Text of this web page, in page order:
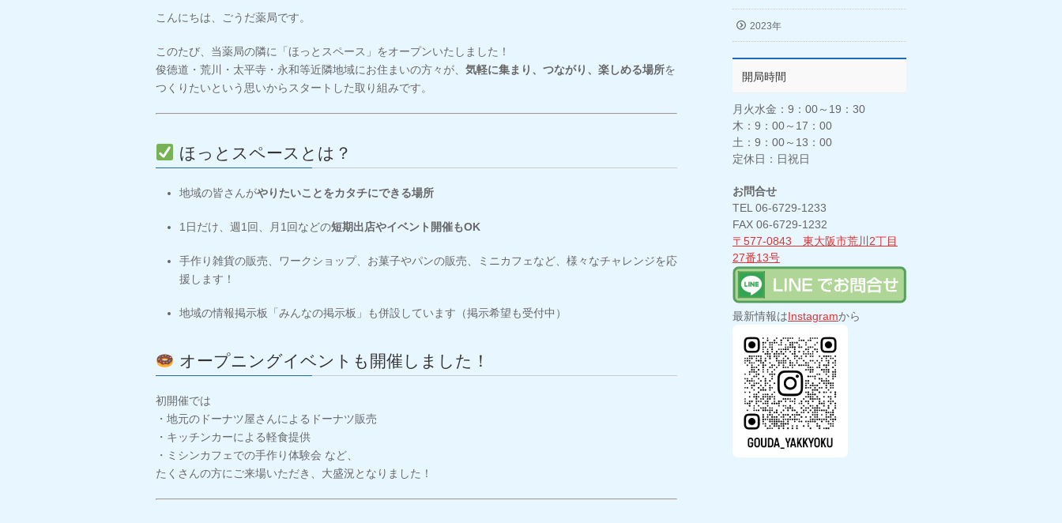
こんにちは、ごうだ薬局です。
このたび、当薬局の隣に「ほっとスペース」をオープンいたしました！
俊徳道・荒川・太平寺・永和等近隣地域にお住まいの方々が、 気軽に集まり、つながり、楽しめる場所を
つくりたいという思いからスタートした取り組みです。
ほっとスペースとは？
地域の皆さんがやりたいことをカタチにできる場所
1日だけ、週1回、月1回などの短期出店やイベント開催もOK
手作り雑貨の販売、ワークショップ、お菓子やパンの販売、ミニカフェなど、様々なチャレンジを応
援します！
地域の情報掲示板「みんなの掲示板」も併設しています（掲示希望も受付中）
オープニングイベントも開催しました！
初開催では
・地元のドーナツ屋さんによるドーナツ販売
・キッチンカーによる軽食提供
・ミシンカフェでの手作り体験会 など、
たくさんの方にご来場いただき、大盛況となりました！
2023年
開局時間
月火水金：9：00～19：30
木：9：00～17：00
土：9：00～13：00
定休日：日祝日
お問合せ
TEL 06-6729-1233
FAX 06-6729-1232
〒577-0843 東大阪市荒川2丁目
27番13号
最新情報はInstagramから